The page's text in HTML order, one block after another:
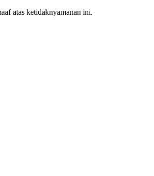
atas ketidaknyamanan ini.